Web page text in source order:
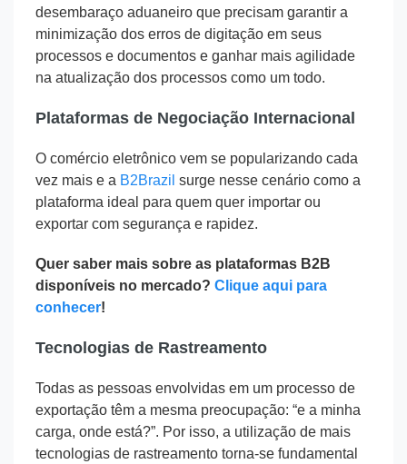
desembaraço aduaneiro que precisam garantir a
minimização dos erros de digitação em seus
processos e documentos e ganhar mais agilidade
na atualização dos processos como um todo.
Plataformas de Negociação Internacional
O comércio eletrônico vem se popularizando cada
vez mais e a B2Brazil surge nesse cenário como a
plataforma ideal para quem quer importar ou
exportar com segurança e rapidez.
Quer saber mais sobre as plataformas B2B
disponíveis no mercado? Clique aqui para
conhecer!
Tecnologias de Rastreamento
Todas as pessoas envolvidas em um processo de
exportação têm a mesma preocupação: “e a minha
carga, onde está?”. Por isso, a utilização de mais
tecnologias de rastreamento torna-se fundamental